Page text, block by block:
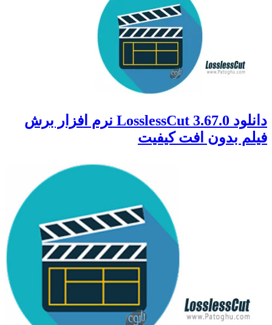
دانلود LosslessCut 3.67.0 نرم افزار برش
فیلم بدون افت کیفیت